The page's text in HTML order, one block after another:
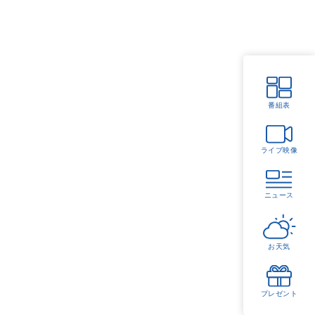
番組表
ライブ映像
ニュース
お天気
プレゼント